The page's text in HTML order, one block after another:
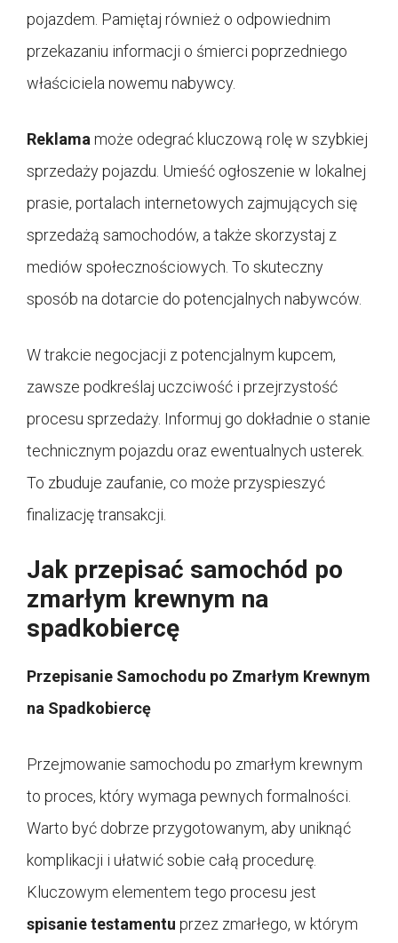
pojazdem. Pamiętaj również o odpowiednim
przekazaniu informacji o śmierci poprzedniego
właściciela nowemu nabywcy.
Reklama może odegrać kluczową rolę w szybkiej
sprzedaży pojazdu. Umieść ogłoszenie w lokalnej
prasie, portalach internetowych zajmujących się
sprzedażą samochodów, a także skorzystaj z
mediów społecznościowych. To skuteczny
sposób na dotarcie do potencjalnych nabywców.
W trakcie negocjacji z potencjalnym kupcem,
zawsze podkreślaj uczciwość i przejrzystość
procesu sprzedaży. Informuj go dokładnie o stanie
technicznym pojazdu oraz ewentualnych usterek.
To zbuduje zaufanie, co może przyspieszyć
finalizację transakcji.
Jak przepisać samochód po
zmarłym krewnym na
spadkobiercę
Przepisanie Samochodu po Zmarłym Krewnym
na Spadkobiercę
Przejmowanie samochodu po zmarłym krewnym
to proces, który wymaga pewnych formalności.
Warto być dobrze przygotowanym, aby uniknąć
komplikacji i ułatwić sobie całą procedurę.
Kluczowym elementem tego procesu jest
spisanie testamentu przez zmarłego, w którym